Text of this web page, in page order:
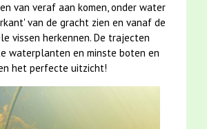
van veraf aan komen, onder water
van de gracht zien en vanaf de
vissen herkennen. De trajecten
waterplanten en minste boten en
het perfecte uitzicht!